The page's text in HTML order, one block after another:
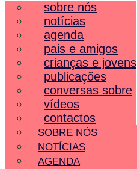
sobre nós
notícias
agenda
pais e amigos
crianças e jovens
publicações
conversas sobre
vídeos
contactos
SOBRE NÓS
NOTÍCIAS
AGENDA